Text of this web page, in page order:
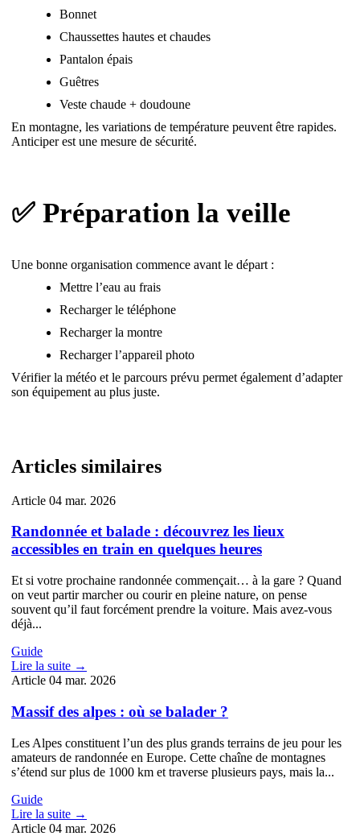
Bonnet
Chaussettes hautes et chaudes
Pantalon épais
Guêtres
Veste chaude + doudoune
En montagne, les variations de température peuvent être rapides.
Anticiper est une mesure de sécurité.
✅ Préparation la veille
Une bonne organisation commence avant le départ :
Mettre l’eau au frais
Recharger le téléphone
Recharger la montre
Recharger l’appareil photo
Vérifier la météo et le parcours prévu permet également d’adapter
son équipement au plus juste.
Articles similaires
Article 04 mar. 2026
Randonnée et balade : découvrez les lieux
accessibles en train en quelques heures
Et si votre prochaine randonnée commençait… à la gare ? Quand
on veut partir marcher ou courir en pleine nature, on pense
souvent qu’il faut forcément prendre la voiture. Mais avez-vous
déjà...
Guide
Lire la suite →
Article 04 mar. 2026
Massif des alpes : où se balader ?
Les Alpes constituent l’un des plus grands terrains de jeu pour les
amateurs de randonnée en Europe. Cette chaîne de montagnes
s’étend sur plus de 1000 km et traverse plusieurs pays, mais la...
Guide
Lire la suite →
Article 04 mar. 2026